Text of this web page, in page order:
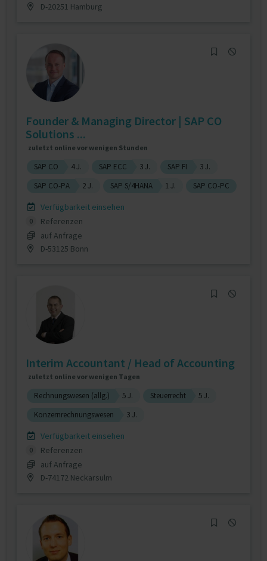
D-20251 Hamburg
Founder & Managing Director | SAP CO
Solutions ...
zuletzt online vor wenigen Stunden
SAP CO 4 J. SAP ECC 3 J. SAP FI
3 J.
SAP CO-PA
2 J. SAP S/4HANA 1 J. SAP CO-PC
Verfügbarkeit einsehen
0
Referenzen
auf Anfrage
D-53125 Bonn
Interim Accountant / Head of Accounting
zuletzt online vor wenigen Tagen
Rechnungswesen (allg.) 5 J. Steuerrecht
5 J.
Konzernrechnungswesen
3 J.
Verfügbarkeit einsehen
0
Referenzen
auf Anfrage
D-74172 Neckarsulm